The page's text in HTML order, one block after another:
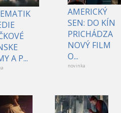
A P...
AMERICKÝ
SEN: DO KÍN
PRICHÁDZA
NOVÝ FILM
O...
novinka